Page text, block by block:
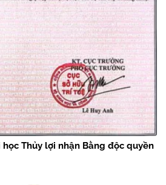
Thủy lợi nhận Bằng độc quyền